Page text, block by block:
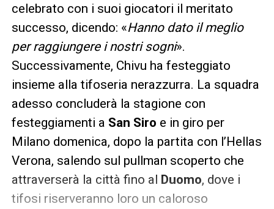
celebrato con i suoi giocatori il meritato
successo, dicendo: «Hanno dato il meglio
per raggiungere i nostri sogni».
Successivamente, Chivu ha festeggiato
insieme alla tifoseria nerazzurra. La squadra
adesso concluderà la stagione con
festeggiamenti a San Siro e in giro per
Milano domenica, dopo la partita con l’Hellas
Verona, salendo sul pullman scoperto che
attraverserà la città fino al Duomo, dove i
tifosi riserveranno loro un caloroso